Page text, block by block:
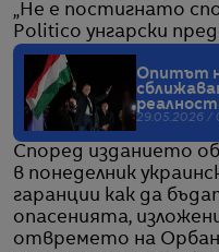
„Не е постигнато
Politico унгарски
Опитът
29.05.2026 /
Според изданието
в понеделник
гаранции как да
опасенията,
отвремето на Орбан.